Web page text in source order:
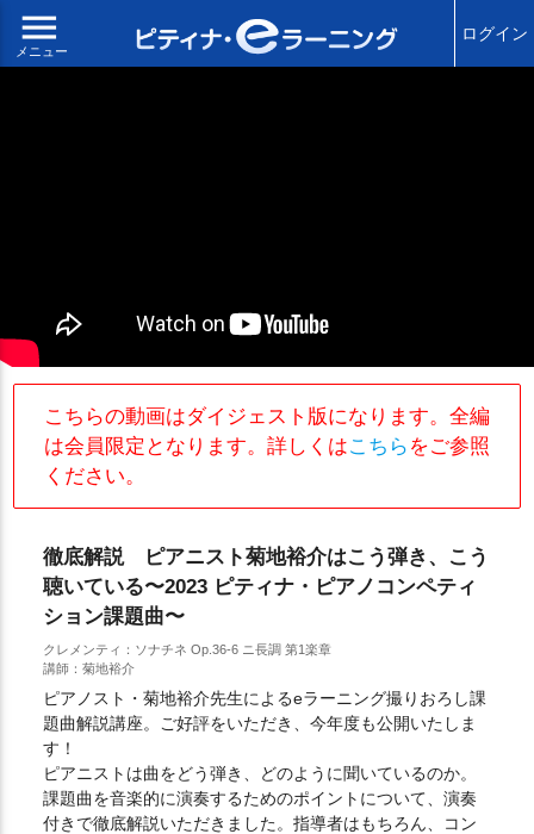
menu
メニュー
ログイン
こちらの動画はダイジェスト版になります。全編
は会員限定となります。詳しくはこちら をご参照
ください。
徹底解説 ピアニスト菊地裕介はこう弾き、こう
聴いている〜2023 ピティナ・ピアノコンペティ
ション課題曲〜
クレメンティ：ソナチネ Op.36-6 ニ長調 第1楽章
講師：菊地裕介
ピアノスト・菊地裕介先生によるeラーニング撮りおろし課
題曲解説講座。ご好評をいただき、今年度も公開いたしま
す！
ピアニストは曲をどう弾き、どのように聞いているのか。
課題曲を音楽的に演奏するためのポイントについて、演奏
付きで徹底解説いただきました。指導者はもちろん、コン